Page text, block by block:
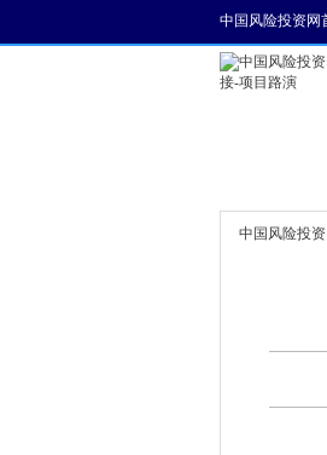
中国风险投资网
中国风险投资